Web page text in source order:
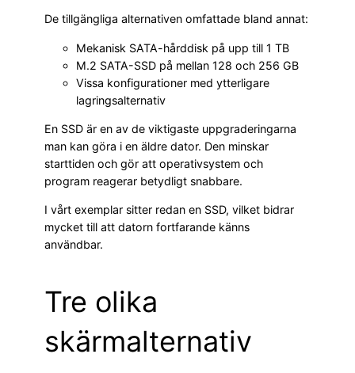
De tillgängliga alternativen omfattade bland annat:
Mekanisk SATA-hårddisk på upp till 1 TB
M.2 SATA-SSD på mellan 128 och 256 GB
Vissa konfigurationer med ytterligare
lagringsalternativ
En SSD är en av de viktigaste uppgraderingarna
man kan göra i en äldre dator. Den minskar
starttiden och gör att operativsystem och
program reagerar betydligt snabbare.
I vårt exemplar sitter redan en SSD, vilket bidrar
mycket till att datorn fortfarande känns
användbar.
Tre olika
skärmalternativ